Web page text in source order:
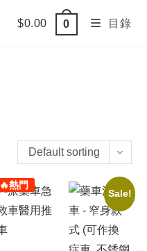
$0.00 0 目錄
Default sorting
🔥熱門
Sale!